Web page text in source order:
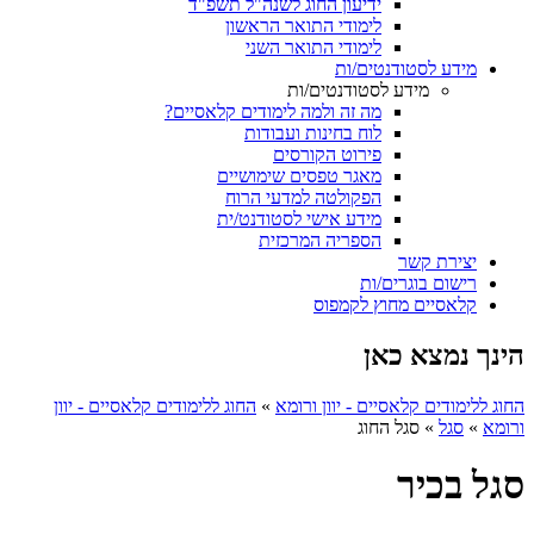
ידיעון החוג לשנה"ל תשפ"ד
לימודי התואר הראשון
לימודי התואר השני
מידע לסטודנטים/ות
מידע לסטודנטים/ות
מה זה ולמה לימודים קלאסיים?
לוח בחינות ועבודות
פירוט הקורסים
מאגר טפסים שימושיים
הפקולטה למדעי הרוח
מידע אישי לסטודנט/ית
הספריה המרכזית
יצירת קשר
רישום בוגרים/ות
קלאסיים מחוץ לקמפוס
הינך נמצא כאן
החוג ללימודים קלאסיים - יוון ורומא » החוג ללימודים קלאסיים - יוון
ורומא » סגל » סגל החוג
סגל בכיר